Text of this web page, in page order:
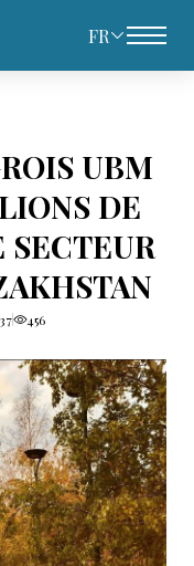
FR
UBM
DE
SECTEUR
456